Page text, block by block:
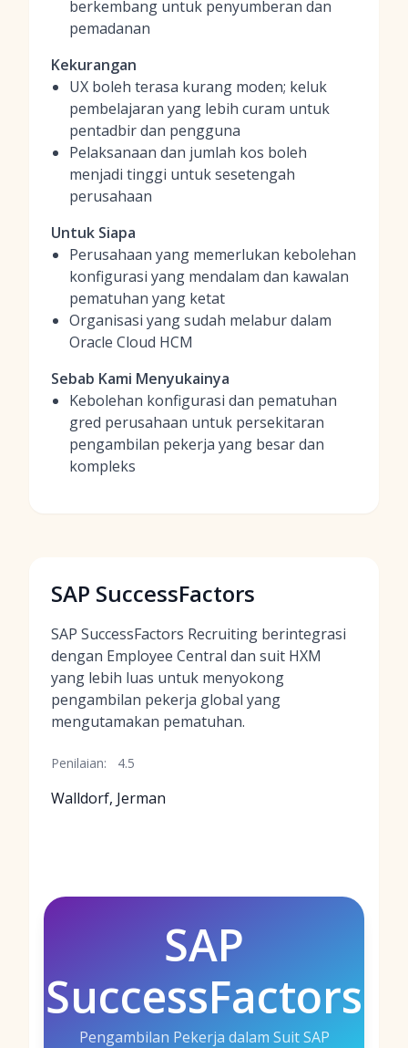
berkembang untuk penyumberan dan
pemadanan
Kekurangan
UX boleh terasa kurang moden; keluk
pembelajaran yang lebih curam untuk
pentadbir dan pengguna
Pelaksanaan dan jumlah kos boleh
menjadi tinggi untuk sesetengah
perusahaan
Untuk Siapa
Perusahaan yang memerlukan kebolehan
konfigurasi yang mendalam dan kawalan
pematuhan yang ketat
Organisasi yang sudah melabur dalam
Oracle Cloud HCM
Sebab Kami Menyukainya
Kebolehan konfigurasi dan pematuhan
gred perusahaan untuk persekitaran
pengambilan pekerja yang besar dan
kompleks
SAP SuccessFactors
SAP SuccessFactors Recruiting berintegrasi
dengan Employee Central dan suit HXM
yang lebih luas untuk menyokong
pengambilan pekerja global yang
mengutamakan pematuhan.
Penilaian: 4.5
Walldorf, Jerman
SAP
SuccessFactors
Pengambilan Pekerja dalam Suit SAP